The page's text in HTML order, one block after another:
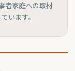
者家庭への取材
います。